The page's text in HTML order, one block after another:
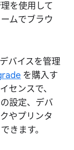
を使用して
ムでブラウ
バイスを管理
を購入す
センスで、
設定、デバ
やプリンタ
きます。